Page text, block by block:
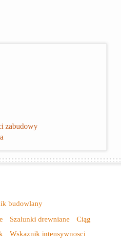
zabudowy
budowlany
Szalunki drewniane
Ciąg
Wskaznik intensywnosci